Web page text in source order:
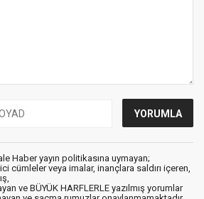
Haber yayın politikasına uymayan;
cümleler veya imalar, inançlara saldırı içeren,
ve BÜYÜK HARFLERLE yazılmış yorumlar